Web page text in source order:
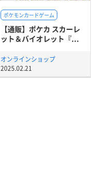
ポケモンカードゲーム
【通販】ポケカ スカーレ
ット＆バイオレット『...
オンラインショップ
2025.02.21